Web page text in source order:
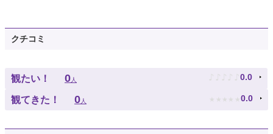
クチコミ
観たい！ 0人 ♪ ♪ ♪ ♪ ♪ 0.0
観てきた！ 0人 ★ ★ ★ ★ ★ 0.0